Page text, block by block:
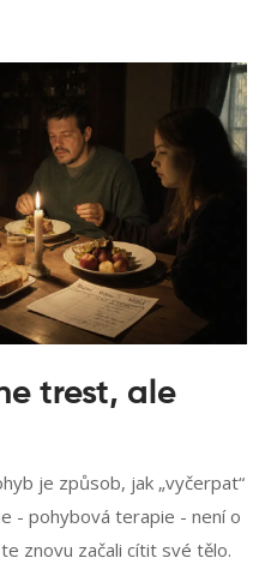
trest, ale
je způsob, jak „vyčerpat“
- pohybová terapie - není o
znovu začali cítit své tělo.